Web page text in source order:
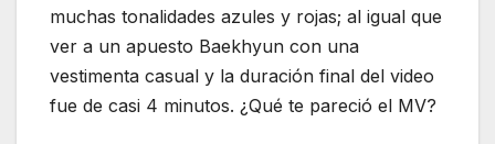
muchas tonalidades azules y rojas; al igual que
ver a un apuesto Baekhyun con una
vestimenta casual y la duración final del video
fue de casi 4 minutos. ¿Qué te pareció el MV?